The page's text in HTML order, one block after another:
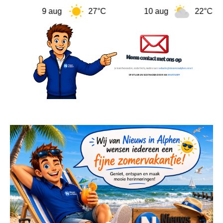
9 aug 27°C 10 aug 22°C